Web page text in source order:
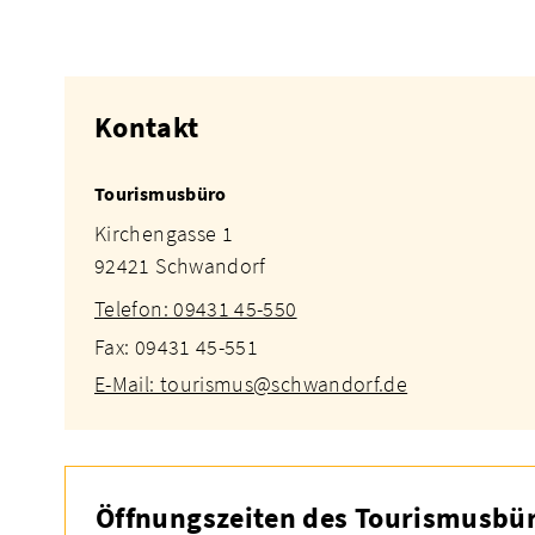
Kontakt
Tourismusbüro
Kirchengasse 1
92421 Schwandorf
Telefon: 09431 45-550
Fax: 09431 45-551
E-Mail: tourismus@schwandorf.de
Öffnungszeiten des